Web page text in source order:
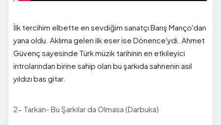
İlk tercihim elbette en sevdiğim sanatçı Barış Manço'dan
yana oldu. Aklıma gelen ilk eser ise Dönence'ydi. Ahmet
Güvenç sayesinde Türk müzik tarihinin en etkileyici
introlarından birine sahip olan bu şarkıda sahnenin asıl
yıldızı bas gitar.
2- Tarkan- Bu Şarkılar da Olmasa (Darbuka)